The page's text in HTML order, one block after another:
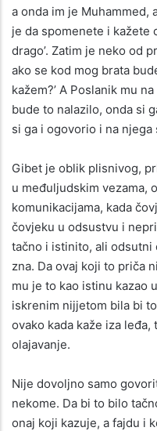
a onda im je Muhammed,
je da spomenete i kažete
drago’. Zatim je neko od
ako se kod mog brata
kažem?’ A Poslanik mu
bude to nalazilo, onda si
si ga i ogovorio i na njega
Gibet je oblik plisnivog,
u međuljudskim vezama,
komunikacijama, kada
čovjeku u odsustvu i
tačno i istinito, ali odsutni
zna. Da ovaj koji to priča
mu je to kao istinu kazao
iskrenim nijjetom bila bi
ovako kada kaže iza
olajavanje.
Nije dovoljno samo
nekome. Da bi to bilo
onaj koji kazuje, a fajdu i